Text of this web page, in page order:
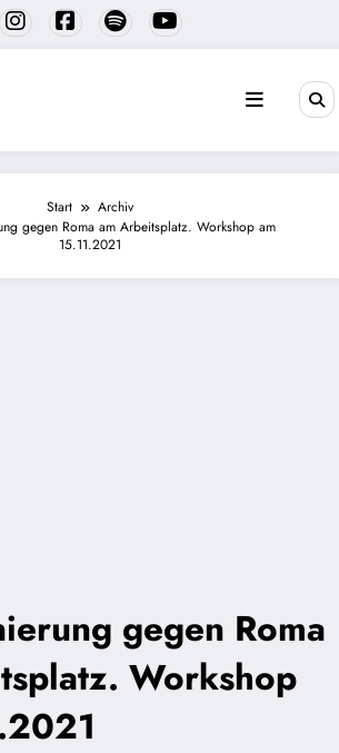
Start
Archiv
gegen Roma am Arbeitsplatz. Workshop am
15.11.2021
gegen Roma
Workshop